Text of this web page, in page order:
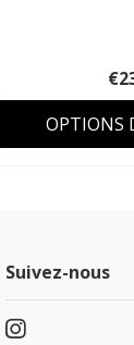
OPTIONS
Suivez-nous